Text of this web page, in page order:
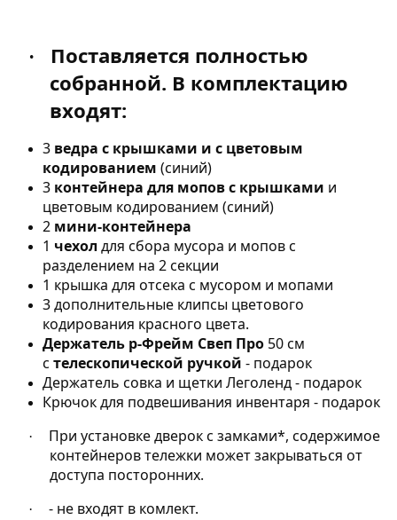
·
Поставляется полностью
собранной. В комплектацию
входят:
3 ведра с крышками и с цветовым
кодированием (синий)
3 контейнера для мопов с крышками и
цветовым кодированием (синий)
2 мини-контейнера
1 чехол для сбора мусора и мопов с
разделением на 2 секции
1 крышка для отсека с мусором и мопами
3 дополнительные клипсы цветового
кодирования красного цвета.
Держатель р-Фрейм Свеп Про 50 см
с телескопической ручкой - подарок
Держатель совка и щетки Леголенд - подарок
Крючок для подвешивания инвентаря - подарок
·
При установке дверок с замками*, содержимое
контейнеров тележки может закрываться от
доступа посторонних.
·
- не входят в комлект.